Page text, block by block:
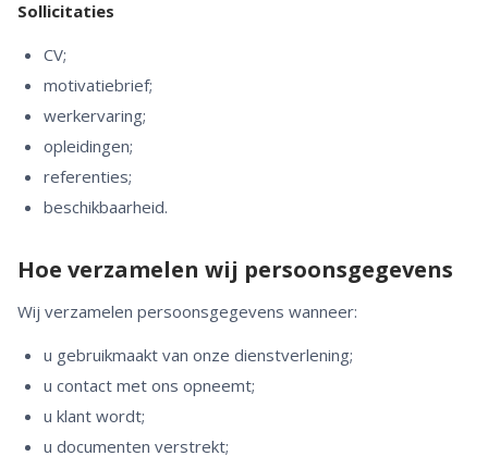
Sollicitaties
CV;
motivatiebrief;
werkervaring;
opleidingen;
referenties;
beschikbaarheid.
Hoe verzamelen wij persoonsgegevens
Wij verzamelen persoonsgegevens wanneer:
u gebruikmaakt van onze dienstverlening;
u contact met ons opneemt;
u klant wordt;
u documenten verstrekt;